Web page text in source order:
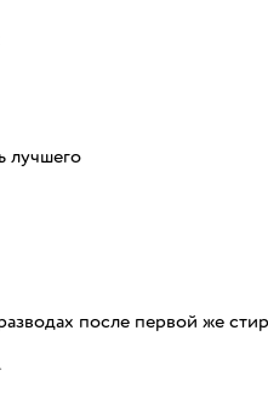
лучшего
после первой же